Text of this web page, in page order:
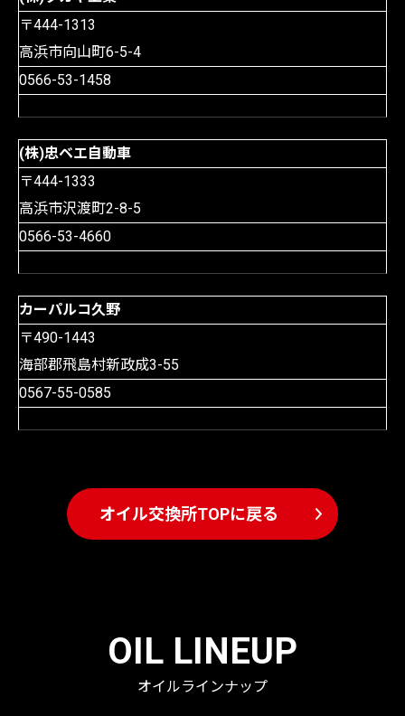
〒444-1313
高浜市向山町6-5-4
0566-53-1458
(株)忠ベエ自動車
〒444-1333
高浜市沢渡町2-8-5
0566-53-4660
カーパルコ久野
〒490-1443
海部郡飛島村新政成3-55
0567-55-0585
オイル交換所TOPに戻る
OIL LINEUP
オイルラインナップ